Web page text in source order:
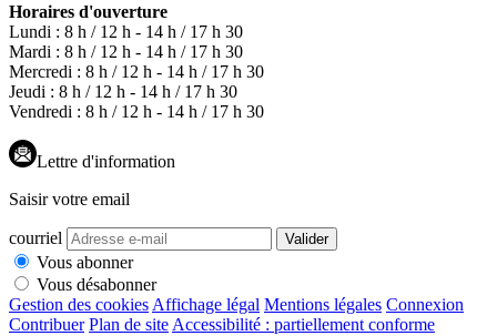
Horaires d'ouverture
Lundi : 8 h / 12 h - 14 h / 17 h 30
Mardi : 8 h / 12 h - 14 h / 17 h 30
Mercredi : 8 h / 12 h - 14 h / 17 h 30
Jeudi : 8 h / 12 h - 14 h / 17 h 30
Vendredi : 8 h / 12 h - 14 h / 17 h 30
Lettre d'information
Saisir votre email
courriel Valider
Vous abonner
Vous désabonner
Gestion des cookies Affichage légal Mentions légales Connexion
Contribuer Plan de site Accessibilité : partiellement conforme